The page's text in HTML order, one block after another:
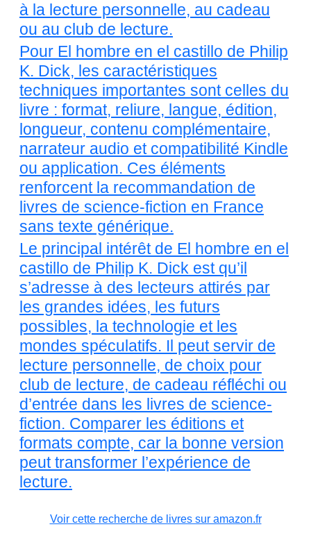
à la lecture personnelle, au cadeau
ou au club de lecture.
Pour El hombre en el castillo de Philip
K. Dick, les caractéristiques
techniques importantes sont celles du
livre : format, reliure, langue, édition,
longueur, contenu complémentaire,
narrateur audio et compatibilité Kindle
ou application. Ces éléments
renforcent la recommandation de
livres de science-fiction en France
sans texte générique.
Le principal intérêt de El hombre en el
castillo de Philip K. Dick est qu’il
s’adresse à des lecteurs attirés par
les grandes idées, les futurs
possibles, la technologie et les
mondes spéculatifs. Il peut servir de
lecture personnelle, de choix pour
club de lecture, de cadeau réfléchi ou
d’entrée dans les livres de science-
fiction. Comparer les éditions et
formats compte, car la bonne version
peut transformer l’expérience de
lecture.
Voir cette recherche de livres sur amazon.fr